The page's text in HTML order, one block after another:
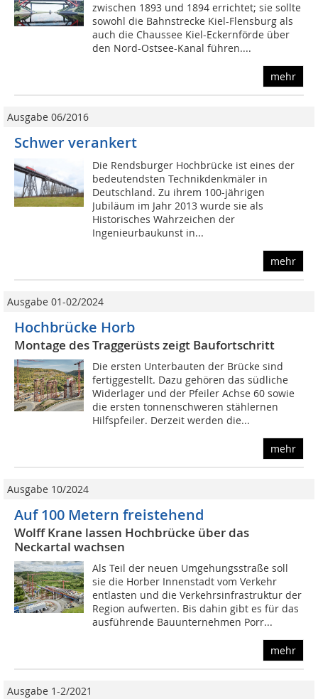
zwischen 1893 und 1894 errichtet; sie sollte
sowohl die Bahnstrecke Kiel-Flensburg als
auch die Chaussee Kiel-Eckernförde über
den Nord-Ostsee-Kanal führen....
mehr
Ausgabe 06/2016
Schwer verankert
Die Rendsburger Hochbrücke ist eines der
bedeutendsten Technikdenkmäler in
Deutschland. Zu ihrem 100-jährigen
Jubiläum im Jahr 2013 wurde sie als
Historisches Wahrzeichen der
Ingenieurbaukunst in...
mehr
Ausgabe 01-02/2024
Hochbrücke Horb
Montage des Traggerüsts zeigt Baufortschritt
Die ersten Unterbauten der Brücke sind
fertiggestellt. Dazu gehören das südliche
Widerlager und der Pfeiler Achse 60 sowie
die ersten tonnenschweren stählernen
Hilfspfeiler. Derzeit werden die...
mehr
Ausgabe 10/2024
Auf 100 Metern freistehend
Wolff Krane lassen Hochbrücke über das
Neckartal wachsen
Als Teil der neuen Umgehungsstraße soll
sie die Horber Innenstadt vom Verkehr
entlasten und die Verkehrsinfrastruktur der
Region aufwerten. Bis dahin gibt es für das
ausführende Bauunternehmen Porr...
mehr
Ausgabe 1-2/2021